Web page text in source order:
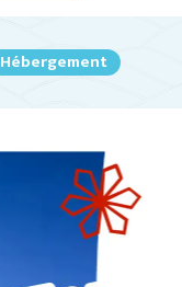
Hébergement